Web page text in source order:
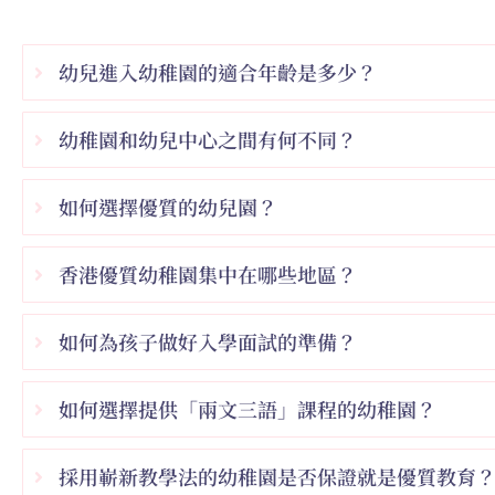
幼兒進入幼稚園的適合年齡是多少？
幼稚園和幼兒中心之間有何不同？
如何選擇優質的幼兒園？
香港優質幼稚園集中在哪些地區？
如何為孩子做好入學面試的準備？
如何選擇提供「兩文三語」課程的幼稚園？
採用嶄新教學法的幼稚園是否保證就是優質教育？